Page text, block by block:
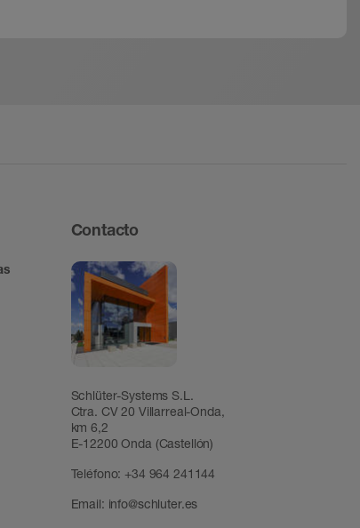
Contacto
Schlüter-Systems S.L.
Ctra. CV 20 Villarreal-Onda,
km 6,2
E-12200 Onda (Castellón)
Teléfono:+34 964 241144
Email: info@schluter.es